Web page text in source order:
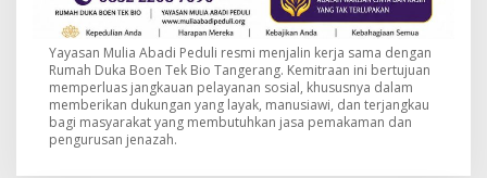
Yayasan Mulia Abadi Peduli resmi menjalin kerja sama dengan
Rumah Duka Boen Tek Bio Tangerang. Kemitraan ini bertujuan
memperluas jangkauan pelayanan sosial, khususnya dalam
memberikan dukungan yang layak, manusiawi, dan terjangkau
bagi masyarakat yang membutuhkan jasa pemakaman dan
pengurusan jenazah.